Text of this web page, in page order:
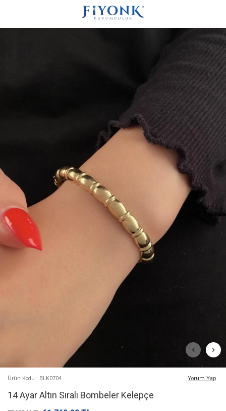
Ürün Kodu : BLK0704 Yorum Yap
14 Ayar Altın Sıralı Bombeler Kelepçe